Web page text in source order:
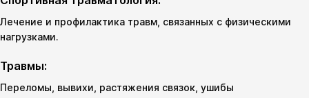
Лечение и профилактика травм, связанных с физическими
нагрузками.
Травмы:
Переломы, вывихи, растяжения связок, ушибы